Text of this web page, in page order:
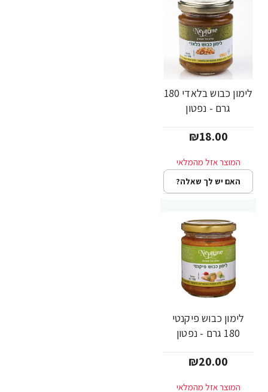
לימון כבוש בלאדי 180
גרם - נפטון
₪18.00
האם יש לך שאלה?
לימון כבוש פיקנטי
180 גרם - נפטון
₪20.00